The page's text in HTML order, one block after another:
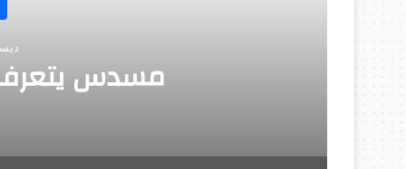
مسدس يتعرف على هوية